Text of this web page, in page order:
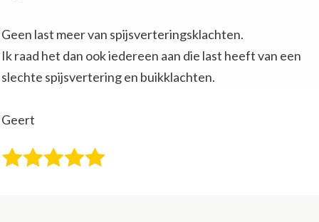
Geen last meer van spijsverteringsklachten.
Ik raad het dan ook iedereen aan die last heeft van een
slechte spijsvertering en buikklachten.
Geert